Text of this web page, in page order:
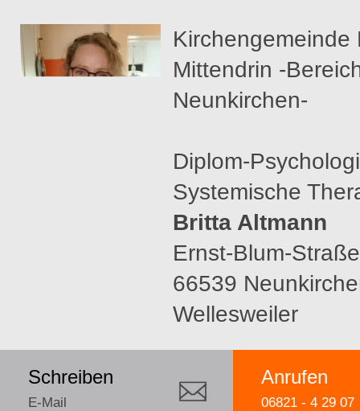
Kirchengemeinde
Mittendrin -
Neunkirchen-
Diplom-
Systemische
Britta Altmann
Ernst-Blum-
66539
Wellesweiler
Anrufen
06821 - 4 29 07
Schreiben
E-Mail